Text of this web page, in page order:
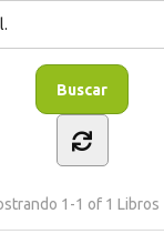
1-1 of 1 Libros